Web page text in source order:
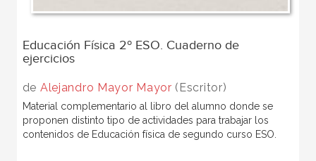
Educación Física 2º ESO. Cuaderno de
ejercicios
de Alejandro Mayor Mayor (Escritor)
Material complementario al libro del alumno donde se
proponen distinto tipo de actividades para trabajar los
contenidos de Educación física de segundo curso ESO.